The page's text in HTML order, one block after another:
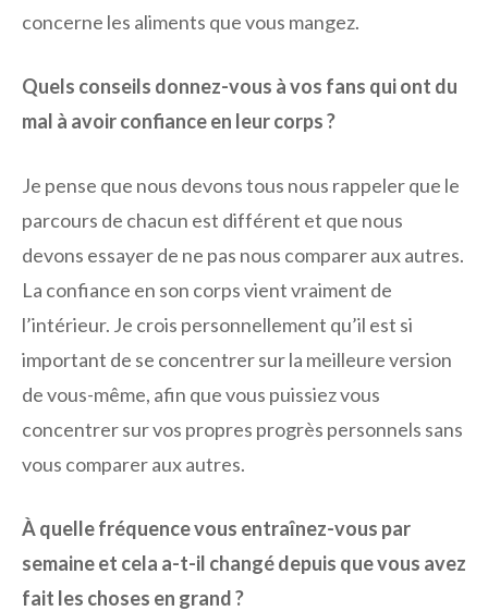
concerne les aliments que vous mangez.
Quels conseils donnez-vous à vos fans qui ont du
mal à avoir confiance en leur corps ?
Je pense que nous devons tous nous rappeler que le
parcours de chacun est différent et que nous
devons essayer de ne pas nous comparer aux autres.
La confiance en son corps vient vraiment de
l’intérieur. Je crois personnellement qu’il est si
important de se concentrer sur la meilleure version
de vous-même, afin que vous puissiez vous
concentrer sur vos propres progrès personnels sans
vous comparer aux autres.
À quelle fréquence vous entraînez-vous par
semaine et cela a-t-il changé depuis que vous avez
fait les choses en grand ?